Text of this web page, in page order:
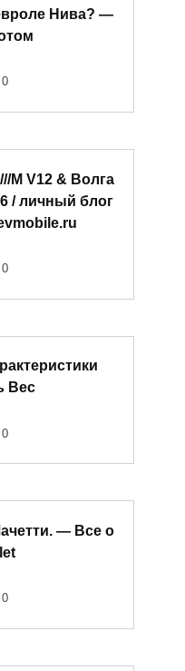
Нива? —
0
M V12 & Волга
/ личный блог
0
Вес
0
— Все о
0